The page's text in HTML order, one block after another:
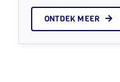
ONTDEK MEER